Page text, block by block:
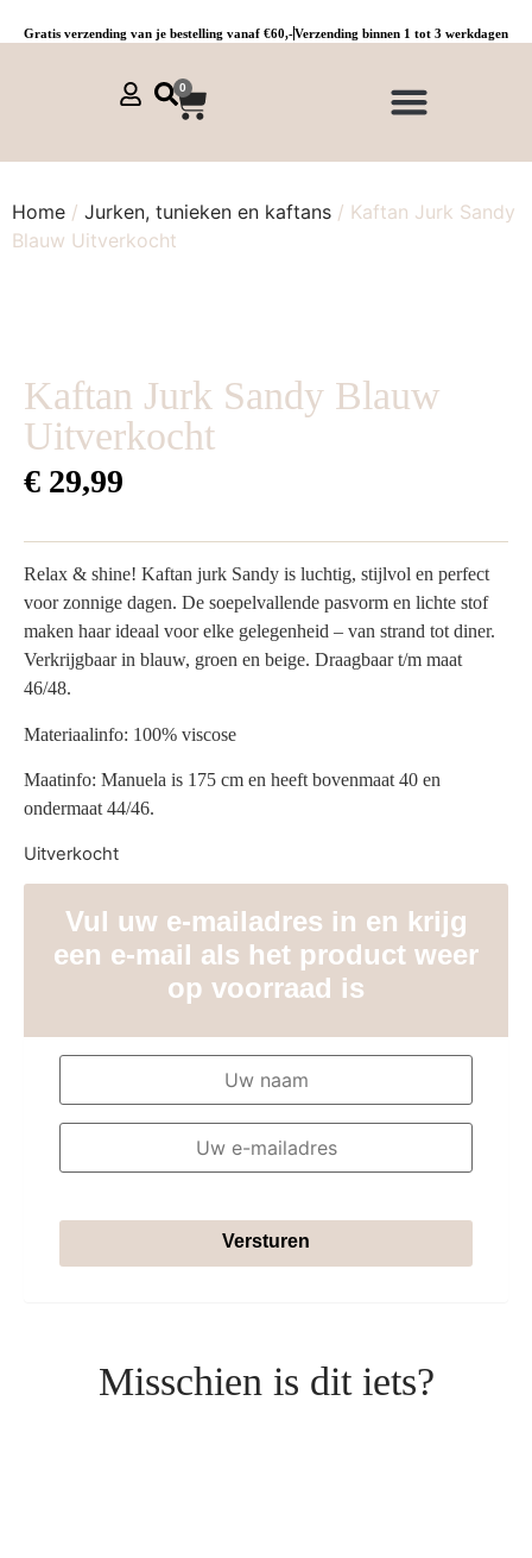
Gratis verzending van je bestelling vanaf €60,-Verzending binnen 1 tot 3 werkdagen
0
Home / Jurken, tunieken en kaftans / Kaftan Jurk Sandy
Blauw Uitverkocht
Kaftan Jurk Sandy Blauw
Uitverkocht
€ 29,99
Relax & shine! Kaftan jurk Sandy is luchtig, stijlvol en perfect
voor zonnige dagen. De soepelvallende pasvorm en lichte stof
maken haar ideaal voor elke gelegenheid – van strand tot diner.
Verkrijgbaar in blauw, groen en beige. Draagbaar t/m maat
46/48.
Materiaalinfo: 100% viscose
Maatinfo: Manuela is 175 cm en heeft bovenmaat 40 en
ondermaat 44/46.
Uitverkocht
Vul uw e-mailadres in en krijg
een e-mail als het product weer
op voorraad is
Versturen
Misschien is dit iets?